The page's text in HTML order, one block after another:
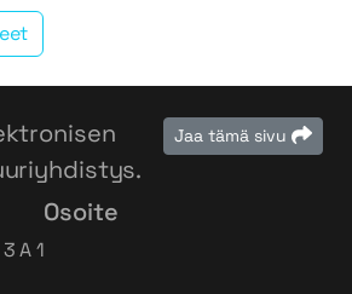
Jaa tämä sivu
Osoite
A 1